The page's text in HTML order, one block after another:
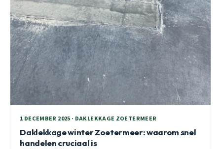
1 DECEMBER 2025 · DAKLEKKAGE ZOETERMEER
Daklekkage winter Zoetermeer: waarom snel
handelen cruciaal is